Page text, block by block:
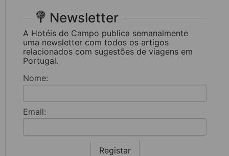
Newsletter
A Hotéis de Campo publica semanalmente
uma newsletter com todos os artigos
relacionados com sugestões de viagens em
Portugal.
Nome:
Email:
Registar